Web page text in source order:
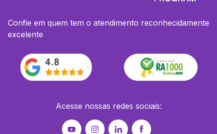
Confie em quem tem o atendimento reconhecidamente
excelente
Acesse nossas redes sociais: